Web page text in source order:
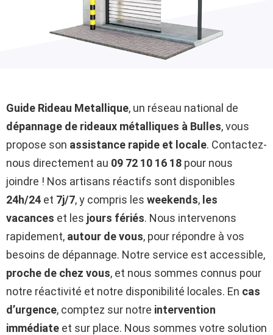
Guide Rideau Metallique, un réseau national de
dépannage de rideaux métalliques à Bulles, vous
propose son assistance rapide et locale. Contactez-
nous directement au 09 72 10 16 18 pour nous
joindre ! Nos artisans réactifs sont disponibles
24h/24 et 7j/7, y compris les weekends, les
vacances et les jours fériés. Nous intervenons
rapidement, autour de vous, pour répondre à vos
besoins de dépannage. Notre service est accessible,
proche de chez vous, et nous sommes connus pour
notre réactivité et notre disponibilité locales. En cas
d’urgence, comptez sur notre intervention
immédiate et sur place. Nous sommes votre solution